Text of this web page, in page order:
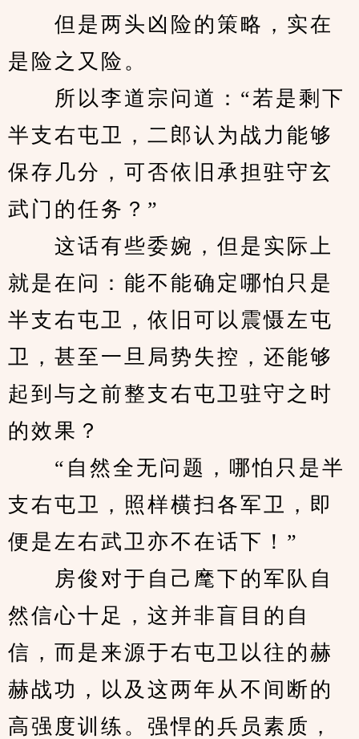
但是两头凶险的策略，实在
是险之又险。
所以李道宗问道：“若是剩下
半支右屯卫，二郎认为战力能够
保存几分，可否依旧承担驻守玄
武门的任务？”
这话有些委婉，但是实际上
就是在问：能不能确定哪怕只是
半支右屯卫，依旧可以震慑左屯
卫，甚至一旦局势失控，还能够
起到与之前整支右屯卫驻守之时
的效果？
“自然全无问题，哪怕只是半
支右屯卫，照样横扫各军卫，即
便是左右武卫亦不在话下！”
房俊对于自己麾下的军队自
然信心十足，这并非盲目的自
信，而是来源于右屯卫以往的赫
赫战功，以及这两年从不间断的
高强度训练。强悍的兵员素质，